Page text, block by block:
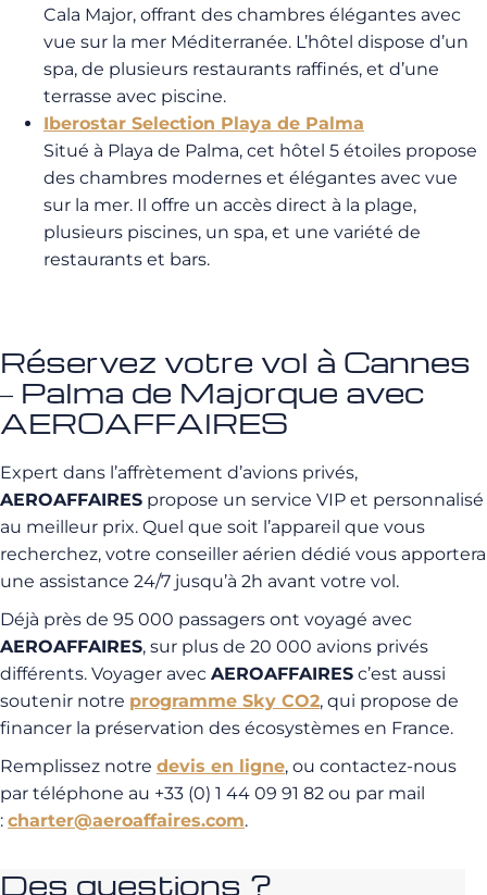
Cala Major, offrant des chambres élégantes avec
vue sur la mer Méditerranée. L’hôtel dispose d’un
spa, de plusieurs restaurants raffinés, et d’une
terrasse avec piscine.
Iberostar Selection Playa de Palma
Situé à Playa de Palma, cet hôtel 5 étoiles propose
des chambres modernes et élégantes avec vue
sur la mer. Il offre un accès direct à la plage,
plusieurs piscines, un spa, et une variété de
restaurants et bars.
Réservez votre vol à Cannes
– Palma de Majorque avec
AEROAFFAIRES
Expert dans l’affrètement d’avions privés,
AEROAFFAIRES propose un service VIP et personnalisé
au meilleur prix. Quel que soit l’appareil que vous
recherchez, votre conseiller aérien dédié vous apportera
une assistance 24/7 jusqu’à 2h avant votre vol.
Déjà près de 95 000 passagers ont voyagé avec
AEROAFFAIRES, sur plus de 20 000 avions privés
différents. Voyager avec AEROAFFAIRES c’est aussi
soutenir notre programme Sky CO2, qui propose de
financer la préservation des écosystèmes en France.
Remplissez notre devis en ligne, ou contactez-nous
par téléphone au +33 (0) 1 44 09 91 82 ou par mail
: charter@aeroaffaires.com.
Des questions ?